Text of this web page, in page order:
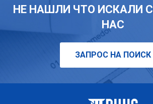
НЕ НАШЛИ ЧТО ИСКАЛИ
НАС
ЗАПРОС НА ПОИСК